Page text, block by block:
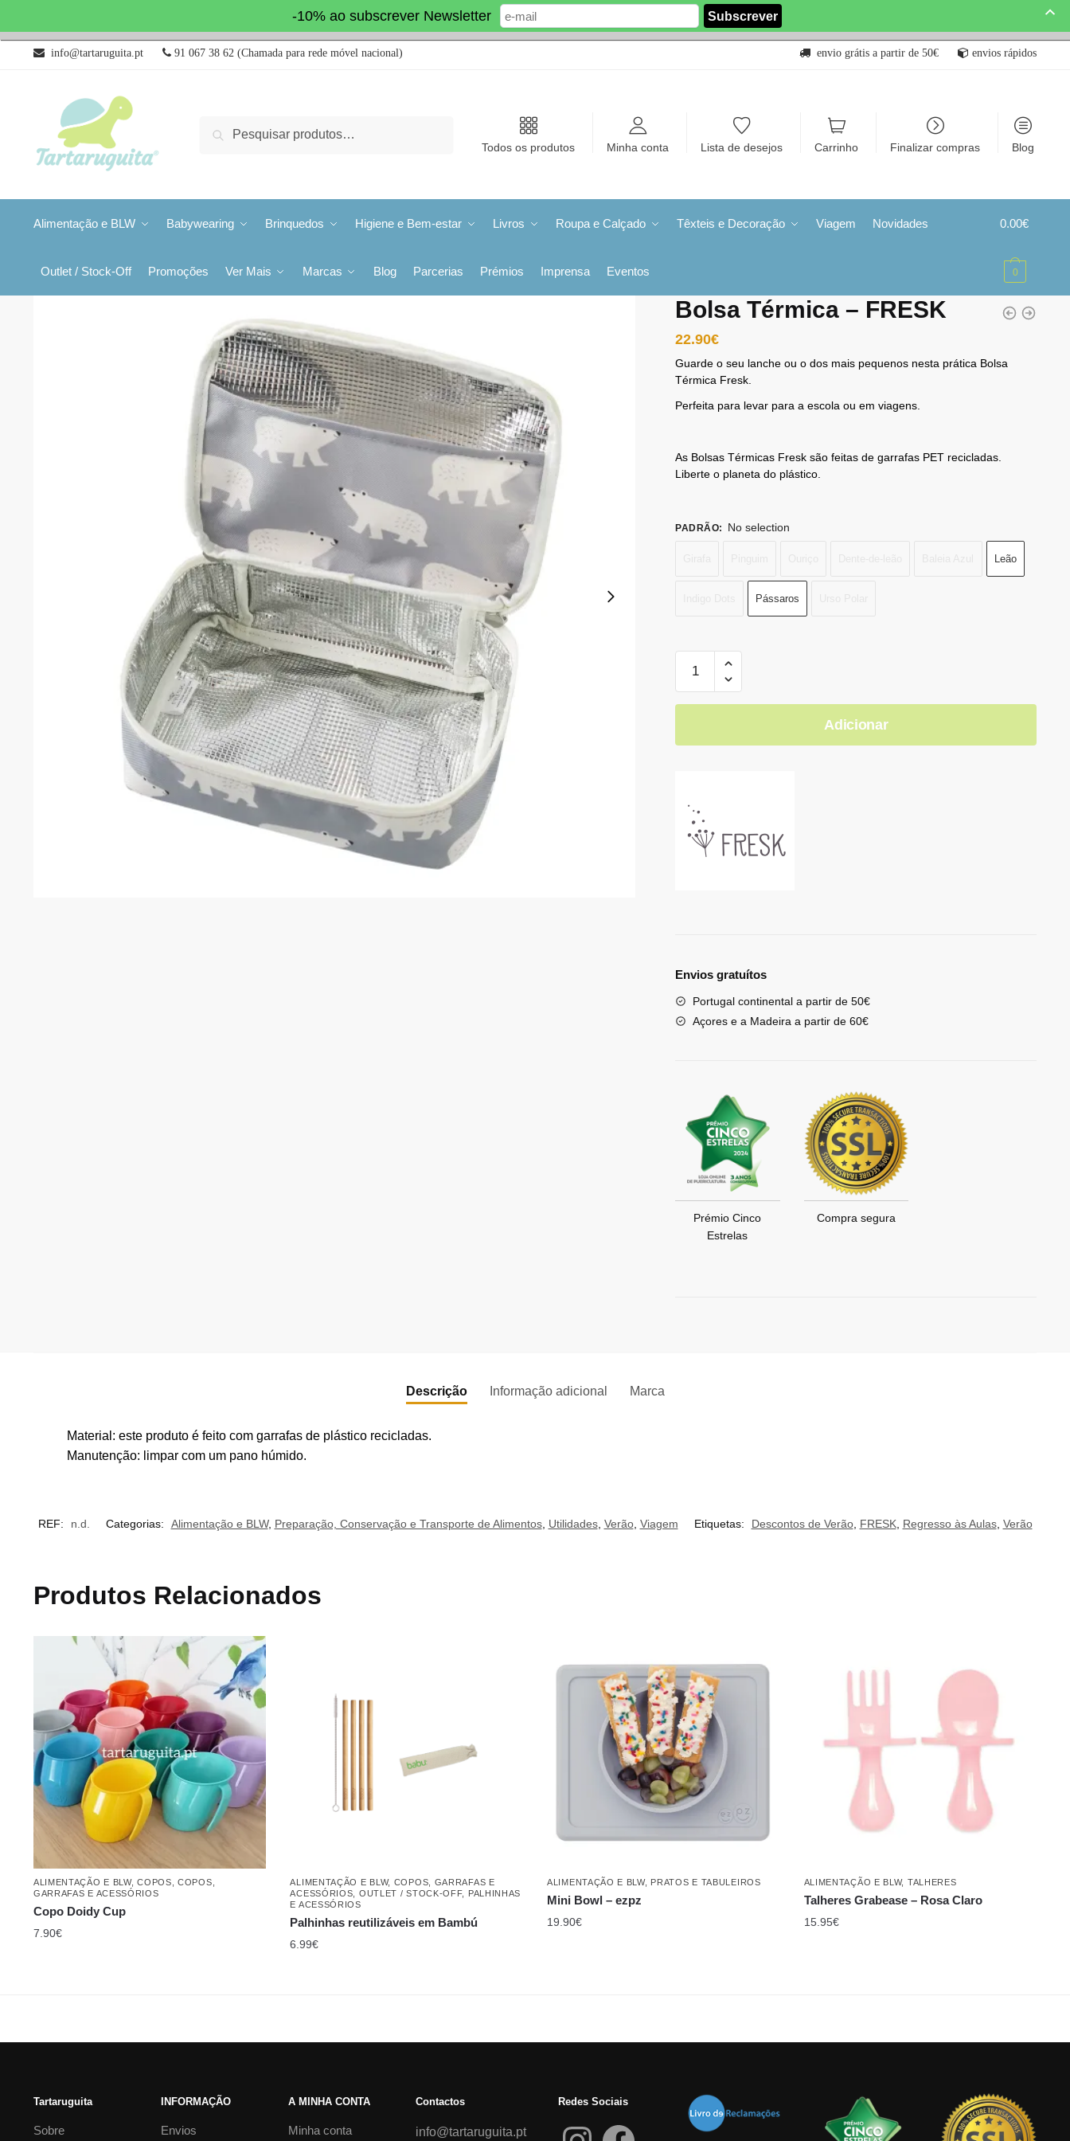
-10% ao subscrever Newsletter
info@tartaruguita.pt 91 067 38 62 (Chamada para rede móvel nacional) envio grátis a partir de 50€ envios rápidos
Pesquisa
Todos os produtos Minha conta Lista de desejos Carrinho Finalizar compras Blog
Alimentação e BLW Babywearing Brinquedos Higiene e Bem-estar Livros Roupa e Calçado Têxteis e Decoração Viagem Novidades
Outlet / Stock-Off Promoções Ver Mais Marcas Blog Parcerias Prémios Imprensa Eventos
0.00€
0
Bolsa Térmica – FRESK
22.90€
Guarde o seu lanche ou o dos mais pequenos nesta prática Bolsa
Térmica Fresk.
Perfeita para levar para a escola ou em viagens.
As Bolsas Térmicas Fresk são feitas de garrafas PET recicladas.
Liberte o planeta do plástico.
PADRÃO: No selection
Leão
Pássaros
Adicionar
Envios gratuítos
Portugal continental a partir de 50€
Açores e a Madeira a partir de 60€
Prémio Cinco
Estrelas
Compra segura
Descrição Informação adicional Marca
Material: este produto é feito com garrafas de plástico recicladas.
Manutenção: limpar com um pano húmido.
REF: n.d. Categorias: Alimentação e BLW, Preparação, Conservação e Transporte de Alimentos, Utilidades, Verão, Viagem Etiquetas: Descontos de Verão, FRESK, Regresso às Aulas, Verão
Produtos Relacionados
ALIMENTAÇÃO E BLW,COPOS ,COPOS,
GARRAFAS E ACESSÓRIOS
Copo Doidy Cup
7.90€
ALIMENTAÇÃO E BLW, COPOS, GARRAFAS E
ACESSÓRIOS
OUTLET / STOCK-OFF,
PALHINHAS
E ACESSÓRIOS
Palhinhas reutilizáveis em Bambú
6.99€
ALIMENTAÇÃO E BLW, PRATOS E TABULEIROS
Mini Bowl – ezpz
19.90€
ALIMENTAÇÃO E BLW, TALHERES
Talheres Grabease – Rosa Claro
15.95€
Tartaruguita
Sobre
INFORMAÇÃO
Envios
A MINHA CONTA
Minha conta
Contactos
info@tartaruguita.pt
Redes Sociais